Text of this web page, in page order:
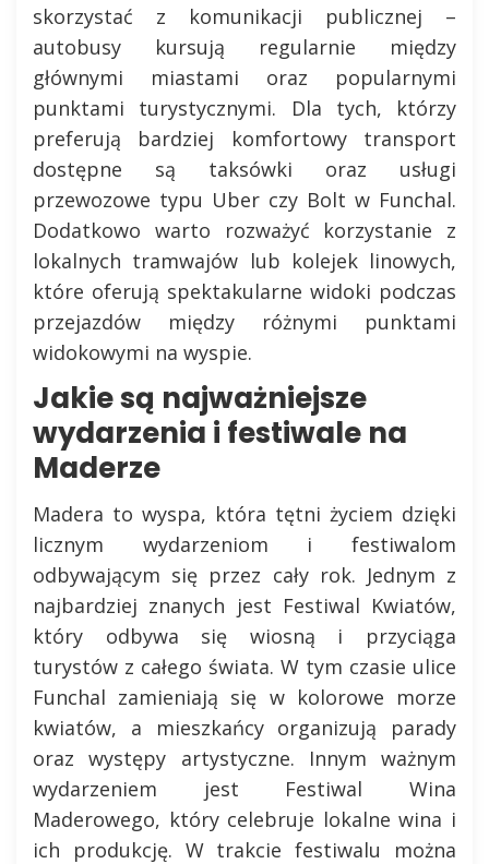
skorzystać z komunikacji publicznej –
autobusy kursują regularnie między
głównymi miastami oraz popularnymi
punktami turystycznymi. Dla tych, którzy
preferują bardziej komfortowy transport
dostępne są taksówki oraz usługi
przewozowe typu Uber czy Bolt w Funchal.
Dodatkowo warto rozważyć korzystanie z
lokalnych tramwajów lub kolejek linowych,
które oferują spektakularne widoki podczas
przejazdów między różnymi punktami
widokowymi na wyspie.
Jakie są najważniejsze
wydarzenia i festiwale na
Maderze
Madera to wyspa, która tętni życiem dzięki
licznym wydarzeniom i festiwalom
odbywającym się przez cały rok. Jednym z
najbardziej znanych jest Festiwal Kwiatów,
który odbywa się wiosną i przyciąga
turystów z całego świata. W tym czasie ulice
Funchal zamieniają się w kolorowe morze
kwiatów, a mieszkańcy organizują parady
oraz występy artystyczne. Innym ważnym
wydarzeniem jest Festiwal Wina
Maderowego, który celebruje lokalne wina i
ich produkcję. W trakcie festiwalu można